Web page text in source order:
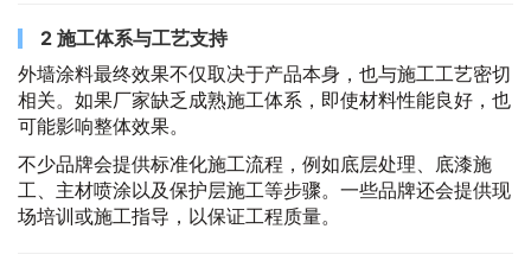
2 施工体系与工艺支持
外墙涂料最终效果不仅取决于产品本身，也与施工工艺密切
相关。如果厂家缺乏成熟施工体系，即使材料性能良好，也
可能影响整体效果。
不少品牌会提供标准化施工流程，例如底层处理、底漆施
工、主材喷涂以及保护层施工等步骤。一些品牌还会提供现
场培训或施工指导，以保证工程质量。